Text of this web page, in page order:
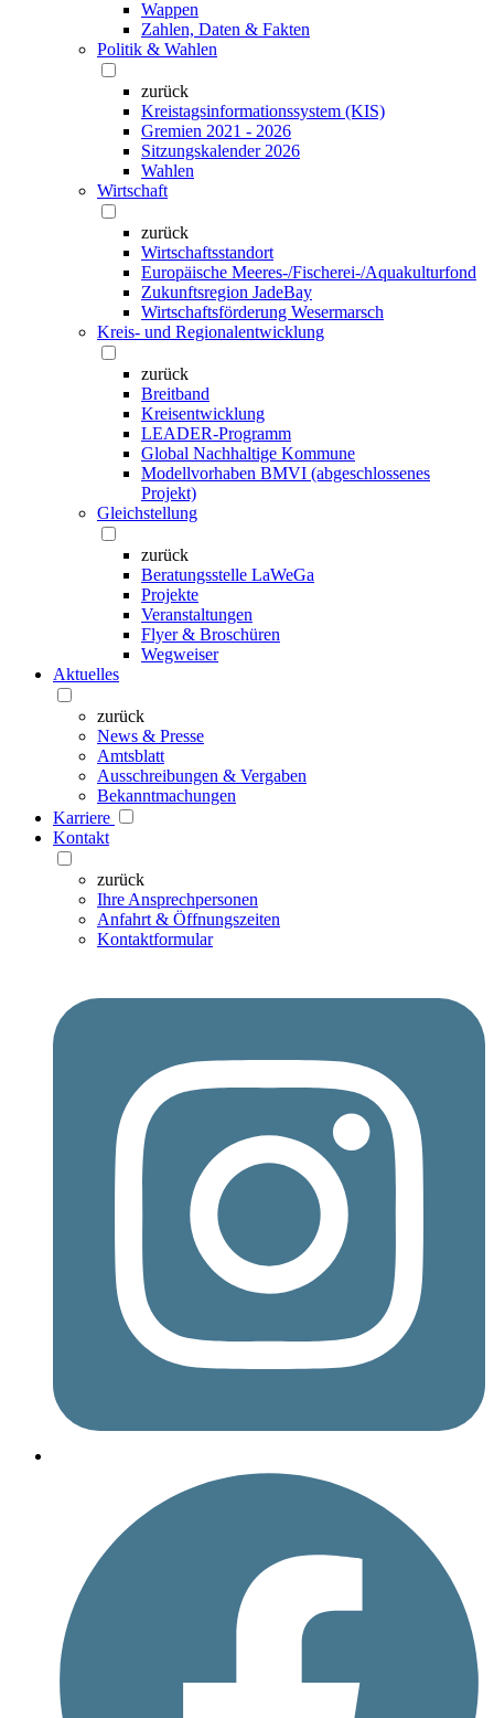
Wappen
Zahlen, Daten & Fakten
Politik & Wahlen
zurück
Kreistagsinformationssystem (KIS)
Gremien 2021 - 2026
Sitzungskalender 2026
Wahlen
Wirtschaft
zurück
Wirtschaftsstandort
Europäische Meeres-/Fischerei-/Aquakulturfond
Zukunftsregion JadeBay
Wirtschaftsförderung Wesermarsch
Kreis- und Regionalentwicklung
zurück
Breitband
Kreisentwicklung
LEADER-Programm
Global Nachhaltige Kommune
Modellvorhaben BMVI (abgeschlossenes
Projekt)
Gleichstellung
zurück
Beratungsstelle LaWeGa
Projekte
Veranstaltungen
Flyer & Broschüren
Wegweiser
Aktuelles
zurück
News & Presse
Amtsblatt
Ausschreibungen & Vergaben
Bekanntmachungen
Karriere
Kontakt
zurück
Ihre Ansprechpersonen
Anfahrt & Öffnungszeiten
Kontaktformular